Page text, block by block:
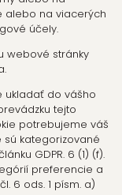
alebo na viacerých
účely.
webové stránky
ukladať do vášho
tejto
potrebujeme váš
sú kategorizované
GDPR. 6 (1) (f).
preferencie a
6 ods. 1 písm. a)